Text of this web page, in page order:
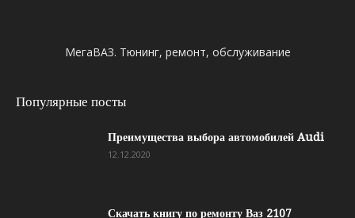
МегаВАЗ. Тюнинг, ремонт, обслуживание
Популярные посты
Преимущества выбора автомобилей Audi
12.12.2020
Скачать книгу по ремонту Ваз 2107